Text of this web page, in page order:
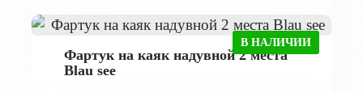
В НАЛИЧИИ
Фартук на каяк надувной 2 места
Blau see